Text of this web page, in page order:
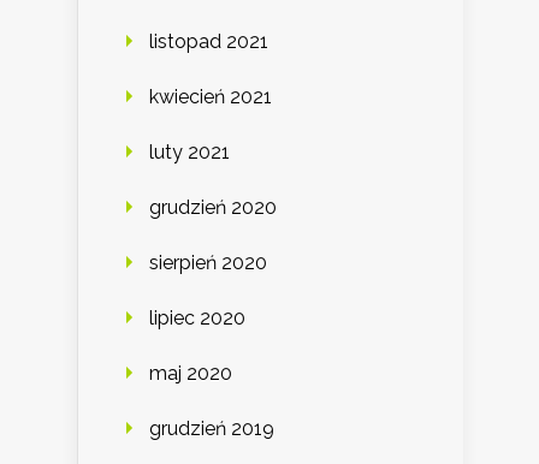
listopad 2021
kwiecień 2021
luty 2021
grudzień 2020
sierpień 2020
lipiec 2020
maj 2020
grudzień 2019